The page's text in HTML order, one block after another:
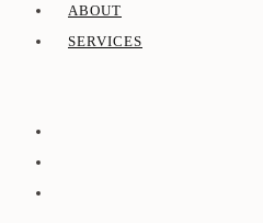
ABOUT
SERVICES